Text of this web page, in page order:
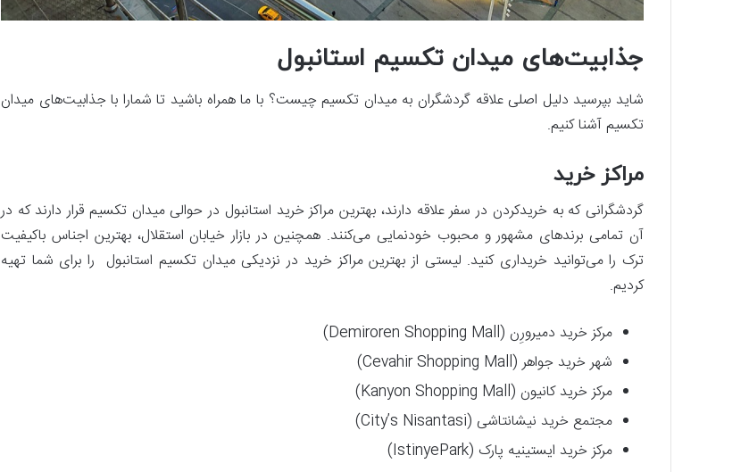
جذابیت‌های میدان تکسیم استانبول
شاید بپرسید دلیل اصلی علاقه گردشگران به میدان تکسیم چیست؟ با ما همراه باشید تا شمارا با جذابیت‌های میدان
تکسیم آشنا کنیم.
مراکز خرید
گردشگرانی که به خریدکردن در سفر علاقه دارند، بهترین مراکز خرید استانبول در حوالی میدان تکسیم قرار دارند که در
آن تمامی برندهای مشهور و محبوب خودنمایی می‌کنند. همچنین در بازار خیابان استقلال، بهترین اجناس باکیفیت
ترک را می‌توانید خریداری کنید. لیستی از بهترین مراکز خرید در نزدیکی میدان تکسیم استانبول را برای شما تهیه
کردیم.
مرکز خرید دمیرورِن (Demiroren Shopping Mall)
شهر خرید جواهر (Cevahir Shopping Mall)
مرکز خرید کانیون (Kanyon Shopping Mall)
مجتمع خرید نیشانتاشی (City’s Nisantasi)
مرکز خرید ایستینیه پارک (IstinyePark)